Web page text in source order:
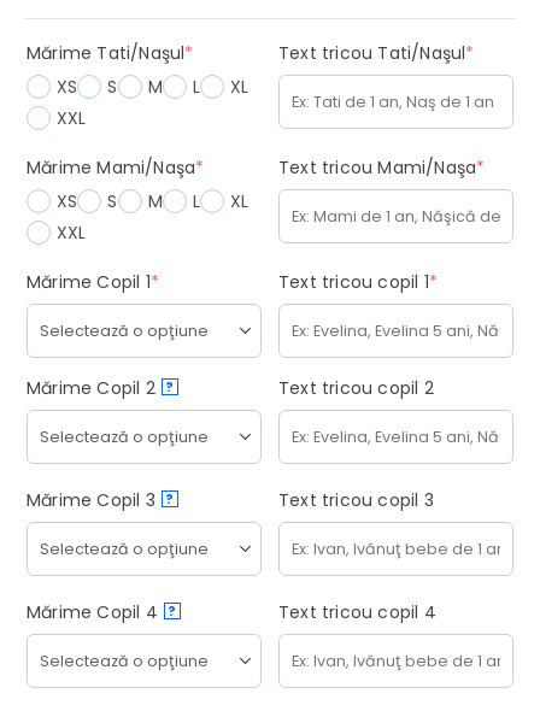
Mărime Tati/Naşul* (required)
XS
S M L
XL
XXL
Text tricou Tati/Naşul*
Mărime Mami/Naşa* (required)
XS
S M L
XL
XXL
Text tricou Mami/Naşa*
Mărime Copil 1* Text tricou copil 1*
Mărime Copil 2 ? Text tricou copil 2
Mărime Copil 3 ? Text tricou copil 3
Mărime Copil 4 ? Text tricou copil 4